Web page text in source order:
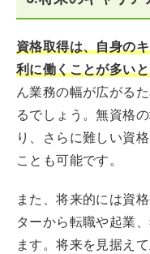
資格取得は、自身の
利に働くことが多い
ん業務の幅が広がる
るでしょう。無資格
り、さらに難しい資
ことも可能です。
また、将来的には資
ターから転職や起業
ます。将来を見据え